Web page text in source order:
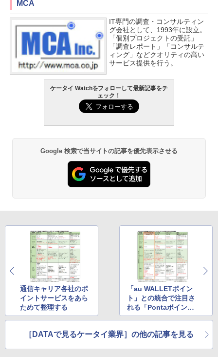
MCA
IT専門の調査・コンサルティン
グ会社として、1993年に設立。
「個別プロジェクトの受託」
「調査レポート」「コンサルテ
ィング」などクオリティの高い
サービス提供を行う。
ケータイ Watchをフォローして最新記事をチ
ェック！
Google 検索で当サイトの記事を優先表示させる
通信キャリア各社のポ
イントサービスをあら
ためて整理する
「au WALLETポイン
ト」との統合で注目さ
れる「Pontaポイン
ト」、加盟店舗から見
［DATAで見るケータイ業界］の他の記事を見る